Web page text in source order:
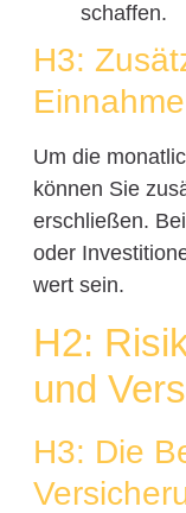
schaffen.
H3:
Um die
können Sie
erschließen.
oder
wert sein.
H2:
und
H3: Die